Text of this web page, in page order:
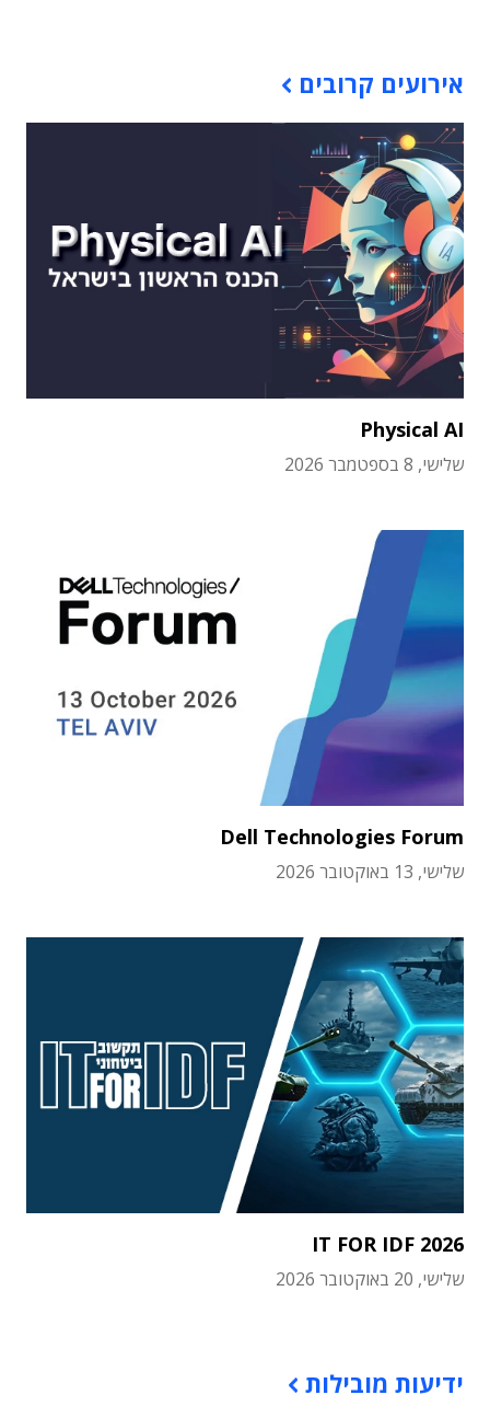
אירועים קרובים
Physical AI
שלישי, 8 בספטמבר 2026
Dell Technologies Forum
שלישי, 13 באוקטובר 2026
IT FOR IDF 2026
שלישי, 20 באוקטובר 2026
ידיעות מובילות